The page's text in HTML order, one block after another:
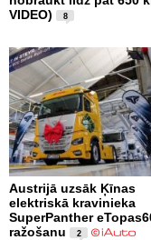
VIDEO)
8
Austrijā uzsāk Ķīnas
elektriskā kravinieka
SuperPanther
ražošanu
2